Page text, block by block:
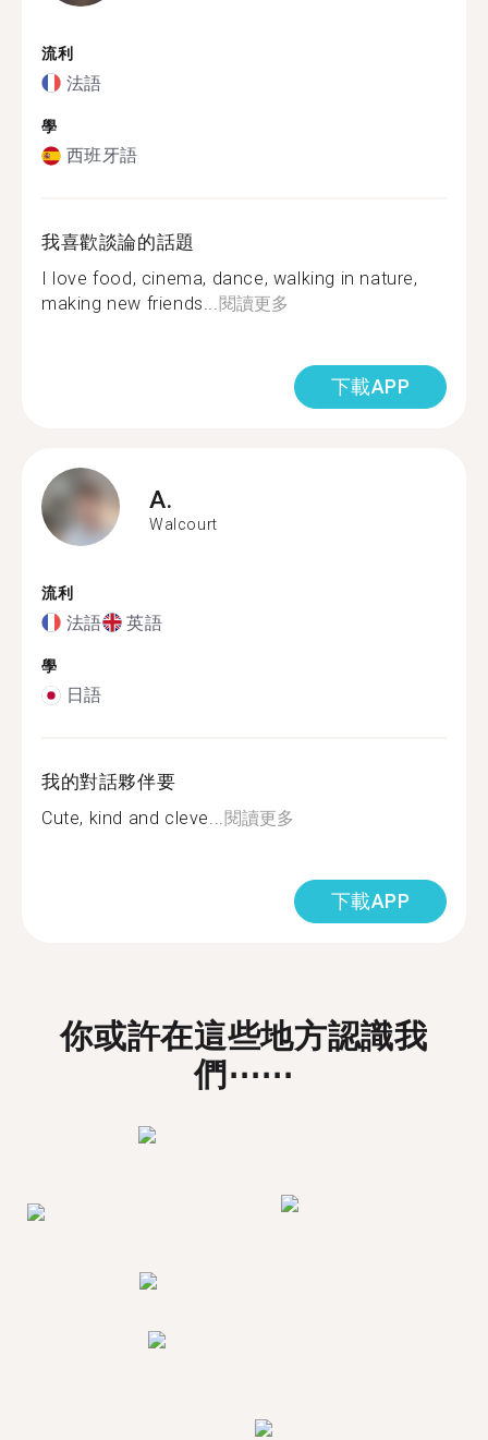
流利
法語
學
西班牙語
我喜歡談論的話題
I love food, cinema, dance, walking in nature,
making new friends...閱讀更多
下載APP
A.
Walcourt
流利
法語 英語
學
日語
我的對話夥伴要
Cute, kind and cleve...閱讀更多
下載APP
你或許在這些地方認識我
們⋯⋯